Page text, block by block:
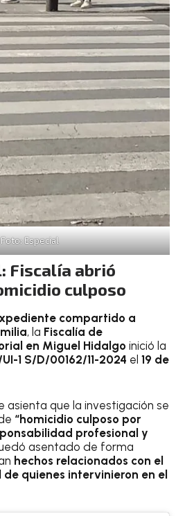
Foto: Especial
Fiscalía abrió
culposo
compartido a
, la Fiscalía de
en Miguel Hidalgo inició la
1 S/D/00162/11-2024 el19 de
asienta que la investigación se
“homicidio culposo por
profesional y
asentado de forma
hechos relacionados con el
quienes intervinieron en el